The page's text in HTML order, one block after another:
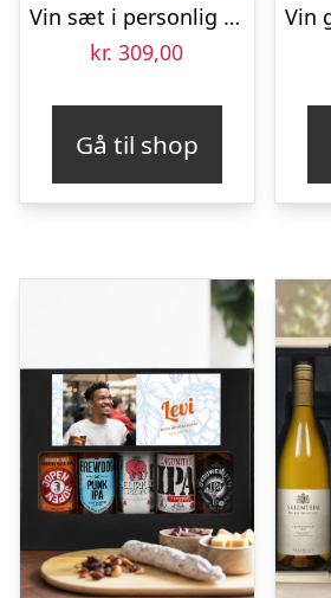
Vin sæt i personlig sag – Maison de la Surprise – Merlot en Sauvignon Blanc
kr. 309,00
Gå til shop